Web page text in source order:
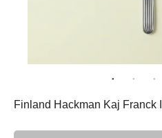
Finland Hackman Kaj Franck
下記の期間につきまして夏季休業
ただけますが、ご対応が8月17日
かけ致しますが、何卒ご了承くだ
平成29年8月11日（金）－ 8